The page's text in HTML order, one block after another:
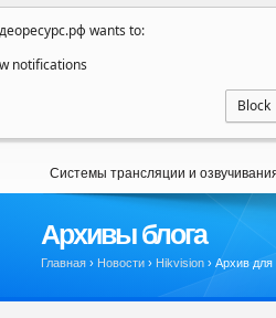
wants to:
notifications
Block
Системы трансляции и
Архивы блога
Главная › Новости › Hikvision › Архив для